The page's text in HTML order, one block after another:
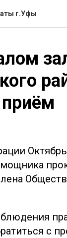
г.Уфы
с